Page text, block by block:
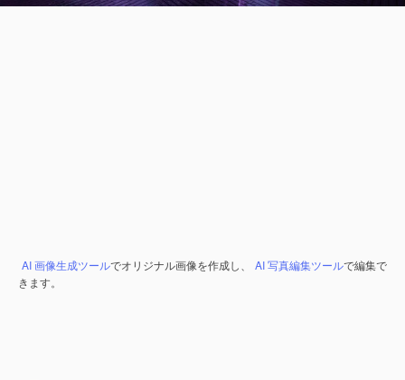
AI 画像生成ツールでオリジナル画像を作成し、 AI 写真編集ツールで編集で
きます。